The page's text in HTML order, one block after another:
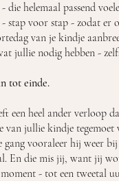
die helemaal passend
stap voor stap - zodat er
van je kindje
jullie nodig hebben -
tot einde.
een heel ander verloop
van jullie kindje
vooraleer hij weer
En die mis jij, want jij
- tot een tweetal